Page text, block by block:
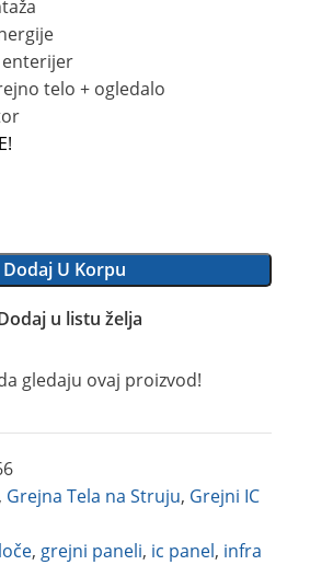
enterijer
telo + ogledalo
Dodaj U Korpu
u listu želja
gledaju ovaj proizvod!
, Grejna Tela na Struju, Grejni IC
, grejni paneli, ic panel, infra